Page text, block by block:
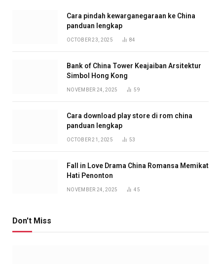
Cara pindah kewarganegaraan ke China
panduan lengkap
OCTOBER 23, 2025 84
Bank of China Tower Keajaiban Arsitektur
Simbol Hong Kong
NOVEMBER 24, 2025 59
Cara download play store di rom china
panduan lengkap
OCTOBER 21, 2025 53
Fall in Love Drama China Romansa Memikat
Hati Penonton
NOVEMBER 24, 2025 45
Don't Miss